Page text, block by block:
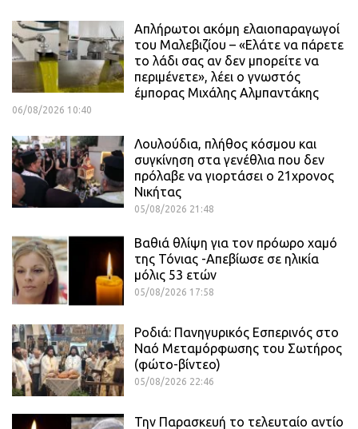
Απλήρωτοι ακόμη ελαιοπαραγωγοί
του Μαλεβιζίου – «Ελάτε να πάρετε
το λάδι σας αν δεν μπορείτε να
περιμένετε», λέει ο γνωστός
έμπορας Μιχάλης Αλμπαντάκης
06/08/2026 10:40
Λουλούδια, πλήθος κόσμου και
συγκίνηση στα γενέθλια που δεν
πρόλαβε να γιορτάσει ο 21χρονος
Νικήτας
05/08/2026 21:48
Βαθιά θλίψη για τον πρόωρο χαμό
της Τόνιας -Απεβίωσε σε ηλικία
μόλις 53 ετών
05/08/2026 17:58
Ροδιά: Πανηγυρικός Εσπερινός στο
Ναό Μεταμόρφωσης του Σωτήρος
(φώτο-βίντεο)
05/08/2026 22:46
Την Παρασκευή το τελευταίο αντίο